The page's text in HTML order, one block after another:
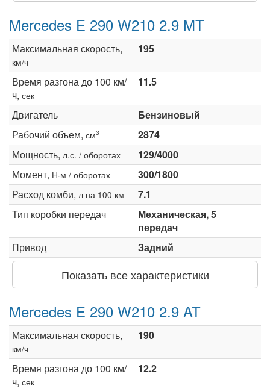
Mercedes E 290 W210 2.9 MT
Максимальная скорость,
км/ч
195
Время разгона до 100 км/
ч, сек
11.5
Двигатель
Бензиновый
Рабочий объем, см3
2874
Мощность, л.с. / оборотах
129/4000
Момент, Н·м / оборотах
300/1800
Расход комби, л на 100 км
7.1
Тип коробки передач
Механическая, 5
передач
Привод
Задний
Показать все характеристики
Mercedes E 290 W210 2.9 AT
Максимальная скорость,
км/ч
190
Время разгона до 100 км/
ч, сек
12.2